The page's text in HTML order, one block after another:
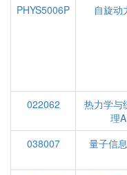
PHYS5006P
自旋动
022062
热力学与
理A
038007
量子信